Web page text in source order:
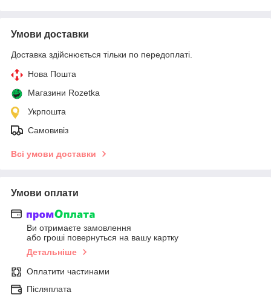
Умови доставки
Доставка здійснюється тільки по передоплаті.
Нова Пошта
Магазини Rozetka
Укрпошта
Самовивіз
Всі умови доставки
Умови оплати
Ви отримаєте замовлення
або гроші повернуться на вашу картку
Детальніше
Оплатити частинами
Післяплата